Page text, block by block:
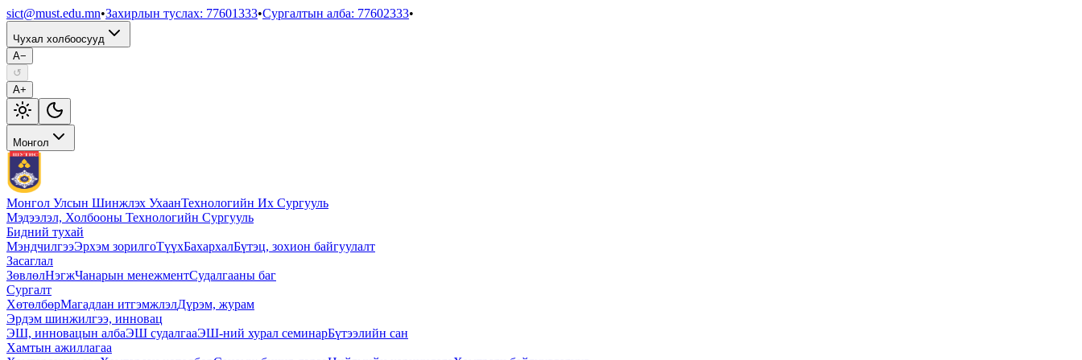
sict@must.edu.mn•Захирлын туслах: 77601333•Сургалтын алба: 77602333•
Чухал холбоосууд
A−
↺
A+
Монгол
Монгол Улсын Шинжлэх УхаанТехнологийн Их Сургууль
Мэдээлэл, Холбооны Технологийн Сургууль
Бидний тухай
МэндчилгээЭрхэм зорилгоТүүхБахархалБүтэц, зохион байгуулалт
Засаглал
ЗөвлөлНэгжЧанарын менежментСудалгааны баг
Сургалт
ХөтөлбөрМагадлан итгэмжлэлДүрэм, журам
Эрдэм шинжилгээ, инновац
ЭШ, инновацын албаЭШ судалгааЭШ-ний хурал семинарБүтээлийн сан
Хамтын ажиллагаа